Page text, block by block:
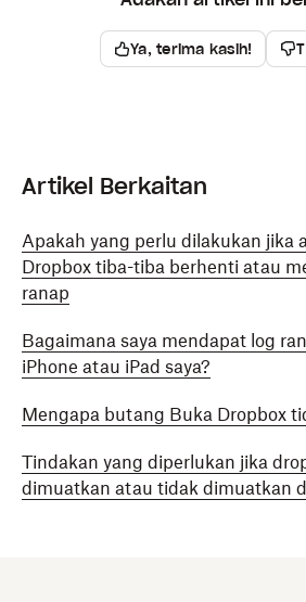
Ya, terima kasih!
Artikel Berkaitan
Apakah yang perlu dilakukan jika
Dropbox tiba-tiba berhenti atau
ranap
Bagaimana saya mendapat log
iPhone atau iPad saya?
Mengapa butang Buka Dropbox
Tindakan yang diperlukan jika
dimuatkan atau tidak dimuatkan